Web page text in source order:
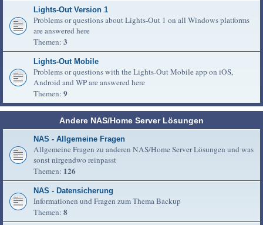
Lights-Out Version 1
Problems or questions about Lights-Out 1 on all Windows platforms
are answered here
Themen: 3
Lights-Out Mobile
Problems or questions with the Lights-Out Mobile app on iOS,
Android and WP are answered here
Themen: 9
Andere NAS/Home Server Lösungen
NAS - Allgemeine Fragen
Allgemeine Fragen zu anderen NAS/Home Server Lösungen und was
sonst nirgendwo reinpasst
Themen: 126
NAS - Datensicherung
Informationen und Fragen zum Thema Backup
Themen: 8